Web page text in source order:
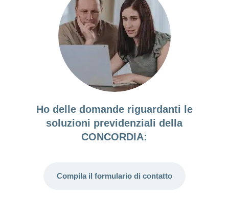
Ho delle domande riguardanti le
soluzioni previdenziali della
CONCORDIA:
Compila il formulario di contatto